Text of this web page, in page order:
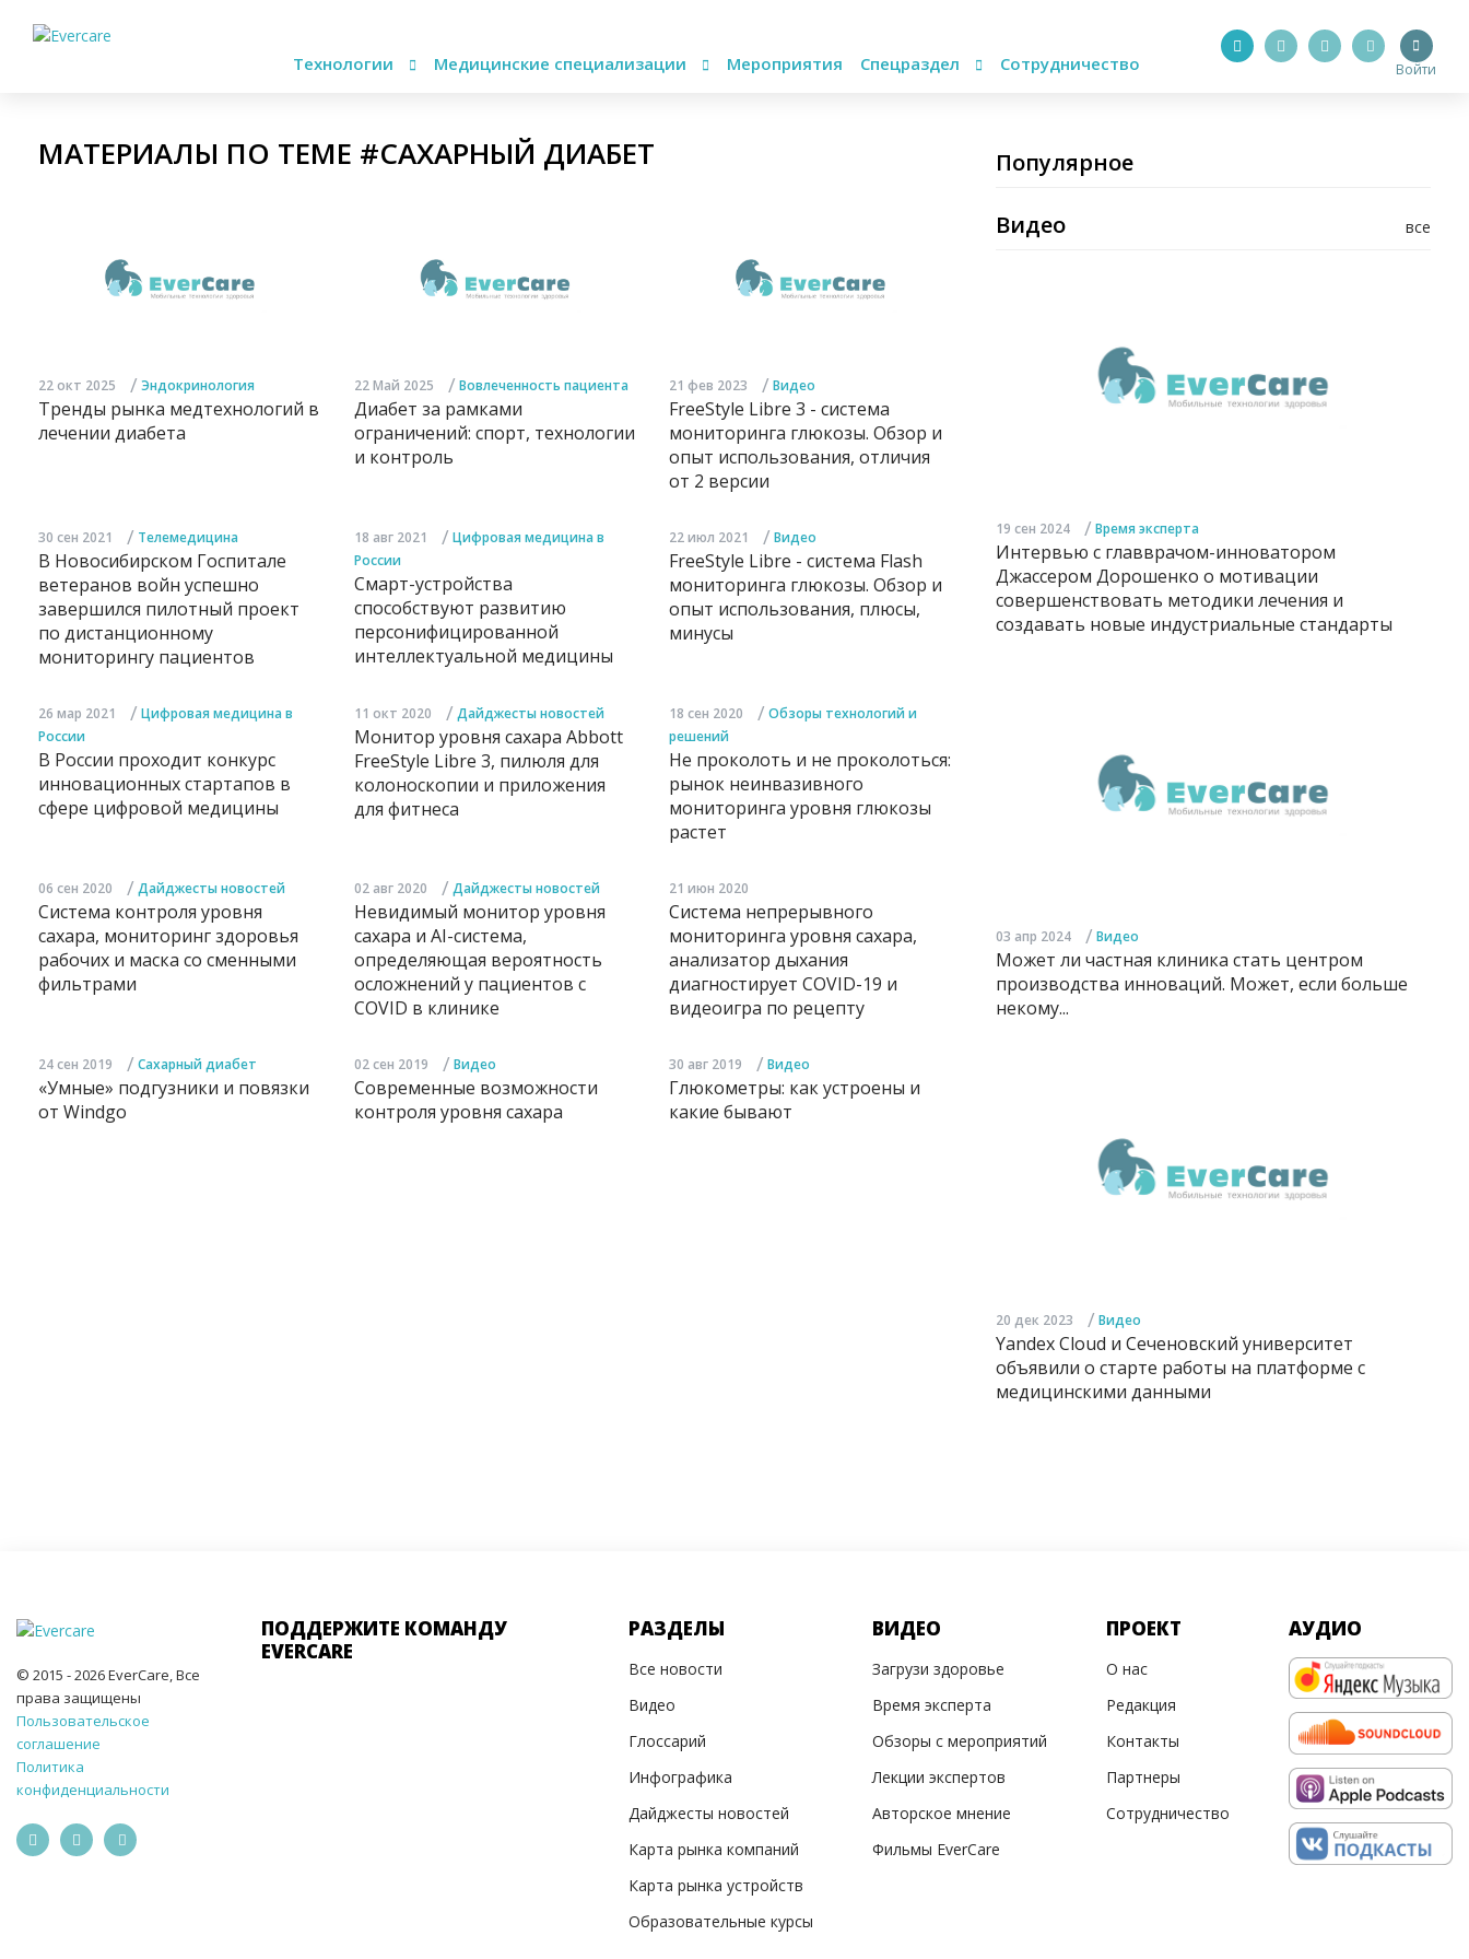
Технологии Медицинские специализации Мероприятия Спецраздел Сотрудничество Войти
МАТЕРИАЛЫ ПО ТЕМЕ #САХАРНЫЙ ДИАБЕТ
22 окт 2025 / Эндокринология
Тренды рынка медтехнологий в
лечении диабета
22 Май 2025 / Вовлеченность пациента
Диабет за рамками
ограничений: спорт, технологии
и контроль
21 фев 2023 / Видео
FreeStyle Libre 3 - система
мониторинга глюкозы. Обзор и
опыт использования, отличия
от 2 версии
30 сен 2021 / Телемедицина
В Новосибирском Госпитале
ветеранов войн успешно
завершился пилотный проект
по дистанционному
мониторингу пациентов
18 авг 2021 / Цифровая медицина в
России
Смарт-устройства
способствуют развитию
персонифицированной
интеллектуальной медицины
22 июл 2021 / Видео
FreeStyle Libre - система Flash
мониторинга глюкозы. Обзор и
опыт использования, плюсы,
минусы
26 мар 2021 / Цифровая медицина в
России
В России проходит конкурс
инновационных стартапов в
сфере цифровой медицины
11 окт 2020 / Дайджесты новостей
Монитор уровня сахара Abbott
FreeStyle Libre 3, пилюля для
колоноскопии и приложения
для фитнеса
18 сен 2020 / Обзоры технологий и
решений
Не проколоть и не проколоться:
рынок неинвазивного
мониторинга уровня глюкозы
растет
06 сен 2020 / Дайджесты новостей
Система контроля уровня
сахара, мониторинг здоровья
рабочих и маска со сменными
фильтрами
02 авг 2020 / Дайджесты новостей
Невидимый монитор уровня
сахара и AI-система,
определяющая вероятность
осложнений у пациентов с
COVID в клинике
21 июн 2020
Система непрерывного
мониторинга уровня сахара,
анализатор дыхания
диагностирует COVID-19 и
видеоигра по рецепту
24 сен 2019 / Сахарный диабет
«Умные» подгузники и повязки
от Windgo
02 сен 2019 / Видео
Современные возможности
контроля уровня сахара
30 авг 2019 / Видео
Глюкометры: как устроены и
какие бывают
Популярное
все
Видео
19 сен 2024 / Время эксперта
Интервью с главврачом-инноватором
Джассером Дорошенко о мотивации
совершенствовать методики лечения и
создавать новые индустриальные стандарты
03 апр 2024 / Видео
Может ли частная клиника стать центром
производства инноваций. Может, если больше
некому...
20 дек 2023 / Видео
Yandex Cloud и Сеченовский университет
объявили о старте работы на платформе с
медицинскими данными
© 2015 - 2026 EverCare, Все
права защищены
Пользовательское
соглашение
Политика
конфиденциальности
ПОДДЕРЖИТЕ КОМАНДУ
EVERCARE
РАЗДЕЛЫ
Все новости
Видео
Глоссарий
Инфографика
Дайджесты новостей
Карта рынка компаний
Карта рынка устройств
Образовательные курсы
ВИДЕО
Загрузи здоровье
Время эксперта
Обзоры с мероприятий
Лекции экспертов
Авторское мнение
Фильмы EverCare
ПРОЕКТ
О нас
Редакция
Контакты
Партнеры
Сотрудничество
АУДИО